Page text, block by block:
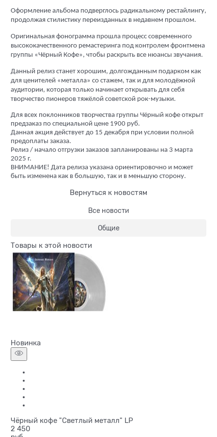
Оформление альбома подверглось радикальному рестайлингу,
продолжая стилистику переизданных в недавнем прошлом.
Оригинальная фонограмма прошла процесс современного
высококачественного ремастеринга под контролем фронтмена
группы «Чёрный Кофе», чтобы раскрыть все нюансы звучания.
Данный релиз станет хорошим, долгожданным подарком как
для ценителей «металла» со стажем, так и для молодёжной
аудитории, которая только начинает открывать для себя
творчество пионеров тяжёлой советской рок-музыки.
Для всех поклонников творчества группы Чёрный кофе открыт
предзаказ по специальной цене 1900 руб.
Данная акция действует до 15 декабря при условии полной
предоплаты заказа.
Релиз / начало отгрузки заказов запланированы на 3 марта
2025 г.
ВНИМАНИЕ! Дата релиза указана ориентировочно и может
быть изменена как в большую, так и в меньшую сторону.
Вернуться к новостям
Все новости
Общие
Товары к этой новости
Новинка
Чёрный кофе "Светлый металл" LP
2 450